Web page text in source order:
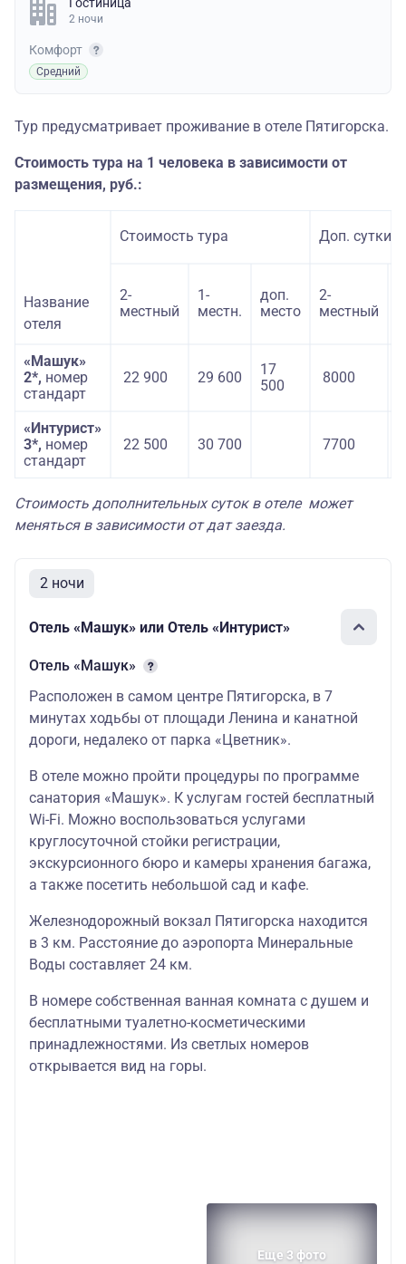
Гостиница
2 ночи
Комфорт
Средний
Тур предусматривает проживание в отеле Пятигорска.
Стоимость тура на 1 человека в зависимости от
размещения, руб.:
Название
отеля
Стоимость тура Доп. сутки
2-
местный
1-
местн.
доп.
место
2-
местный
«Машук»
2*, номер
стандарт
22 900 29 600
17
500
8000
«Интурист»
3*, номер
стандарт
22 500 30 700 7700
Стоимость дополнительных суток в отеле может
меняться в зависимости от дат заезда.
2 ночи
Отель «Машук» или Отель «Интурист»
Отель «Машук»
Расположен в самом центре Пятигорска, в 7
минутах ходьбы от площади Ленина и канатной
дороги, недалеко от парка «Цветник».
В отеле можно пройти процедуры по программе
санатория «Машук». К услугам гостей бесплатный
Wi-Fi. Можно воспользоваться услугами
круглосуточной стойки регистрации,
экскурсионного бюро и камеры хранения багажа,
а также посетить небольшой сад и кафе.
Железнодорожный вокзал Пятигорска находится
в 3 км. Расстояние до аэропорта Минеральные
Воды составляет 24 км.
В номере собственная ванная комната с душем и
бесплатными туалетно-косметическими
принадлежностями. Из светлых номеров
открывается вид на горы.
Еще 3 фото